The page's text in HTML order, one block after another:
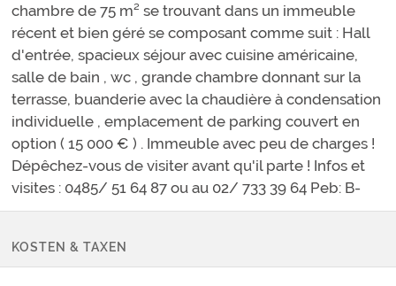
chambre de 75 m² se trouvant dans un immeuble
récent et bien géré se composant comme suit : Hall
d'entrée, spacieux séjour avec cuisine américaine,
salle de bain , wc , grande chambre donnant sur la
terrasse, buanderie avec la chaudière à condensation
individuelle , emplacement de parking couvert en
option ( 15 000 € ) . Immeuble avec peu de charges !
Dépêchez-vous de visiter avant qu'il parte ! Infos et
visites : 0485/ 51 64 87 ou au 02/ 733 39 64 Peb: B-
KOSTEN & TAXEN